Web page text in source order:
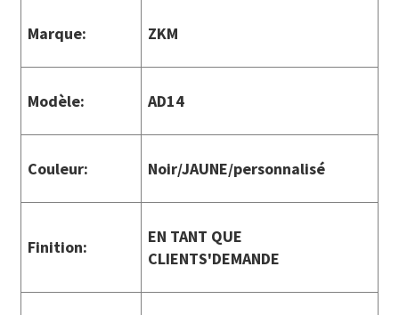
Marque: ZKM
Modèle: AD14
Couleur: Noir/JAUNE/personnalisé
Finition:
EN TANT QUE
CLIENTS'DEMANDE